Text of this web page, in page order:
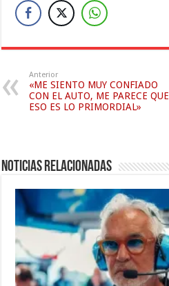
Anterior
«ME SIENTO MUY CONFIADO
CON EL AUTO, ME PARECE QUE
ESO ES LO PRIMORDIAL»
Noticias relacionadas